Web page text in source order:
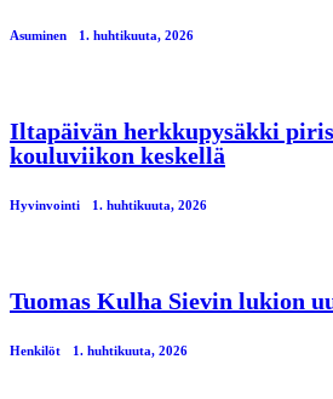
Asuminen 1. huhtikuuta, 2026
Iltapäivän herkkupysäkki
kouluviikon keskellä
Hyvinvointi 1. huhtikuuta, 2026
Tuomas Kulha Sievin lukion
Henkilöt 1. huhtikuuta, 2026